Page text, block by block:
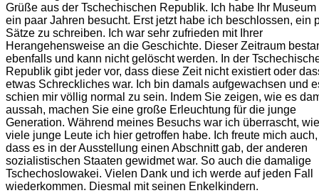
Grüße aus der Tschechischen Republik. Ich habe Ihr Museum
ein paar Jahren besucht. Erst jetzt habe ich beschlossen, ein
Sätze zu schreiben. Ich war sehr zufrieden mit Ihrer
Herangehensweise an die Geschichte. Dieser Zeitraum
ebenfalls und kann nicht gelöscht werden. In der
Republik gibt jeder vor, dass diese Zeit nicht existiert oder
etwas Schreckliches war. Ich bin damals aufgewachsen und
schien mir völlig normal zu sein. Indem Sie zeigen, wie es
aussah, machen Sie eine große Erleuchtung für die junge
Generation. Während meines Besuchs war ich überrascht, wie
viele junge Leute ich hier getroffen habe. Ich freute mich auch,
dass es in der Ausstellung einen Abschnitt gab, der anderen
sozialistischen Staaten gewidmet war. So auch die damalige
Tschechoslowakei. Vielen Dank und ich werde auf jeden Fall
wiederkommen. Diesmal mit seinen Enkelkindern.